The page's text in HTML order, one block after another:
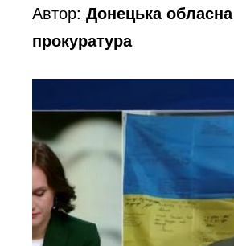
Автор:Донецька обласна
прокуратура